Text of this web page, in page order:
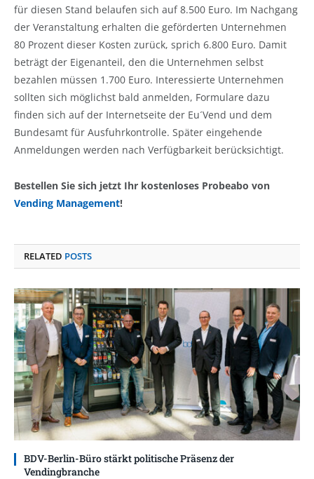
für diesen Stand belaufen sich auf 8.500 Euro. Im Nachgang
der Veranstaltung erhalten die geförderten Unternehmen
80 Prozent dieser Kosten zurück, sprich 6.800 Euro. Damit
beträgt der Eigenanteil, den die Unternehmen selbst
bezahlen müssen 1.700 Euro. Interessierte Unternehmen
sollten sich möglichst bald anmelden, Formulare dazu
finden sich auf der Internetseite der Eu´Vend und dem
Bundesamt für Ausfuhrkontrolle. Später eingehende
Anmeldungen werden nach Verfügbarkeit berücksichtigt.
Bestellen Sie sich jetzt Ihr kostenloses Probeabo von
Vending Management!
RELATED POSTS
BDV-Berlin-Büro stärkt politische Präsenz der
Vendingbranche